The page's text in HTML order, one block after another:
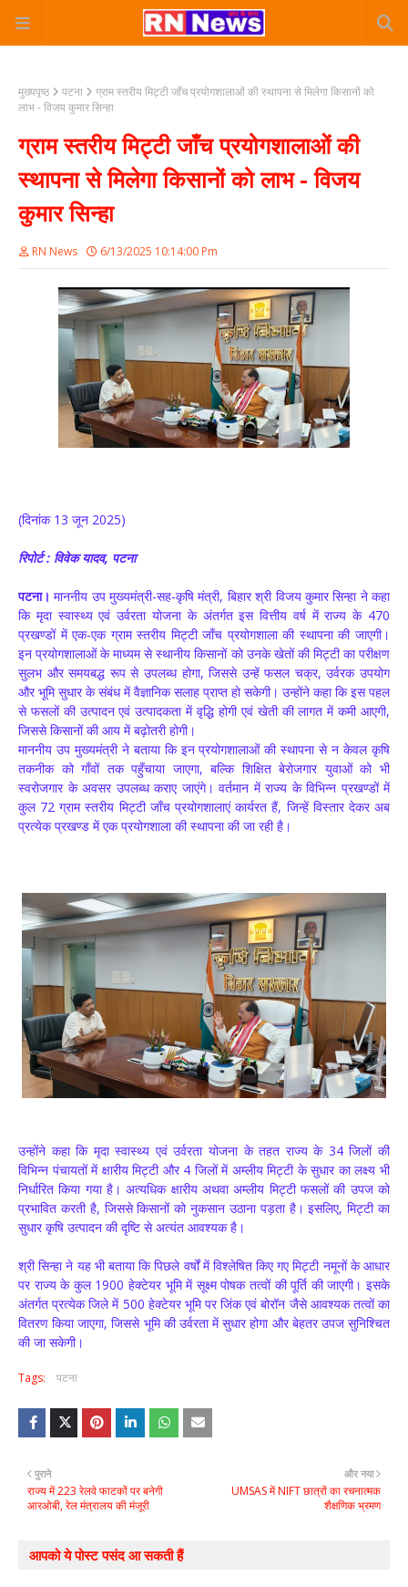
मुख्यपृष्ठ पटना
ग्राम स्तरीय मिट्टी जाँच प्रयोगशालाओं की स्थापना से मिलेगा किसानों को
लाभ - विजय कुमार सिन्हा
ग्राम स्तरीय मिट्टी जाँच प्रयोगशालाओं की
स्थापना से मिलेगा किसानों को लाभ - विजय
कुमार सिन्हा
RN News 6/13/2025 10:14:00 Pm
(दिनांक 13 जून 2025)
रिपोर्ट : विवेक यादव, पटना
पटना। माननीय उप मुख्यमंत्री-सह-कृषि मंत्री, बिहार श्री विजय कुमार सिन्हा ने कहा
कि मृदा स्वास्थ्य एवं उर्वरता योजना के अंतर्गत इस वित्तीय वर्ष में राज्य के 470
प्रखण्डों में एक-एक ग्राम स्तरीय मिट्टी जाँच प्रयोगशाला की स्थापना की जाएगी।
इन प्रयोगशालाओं के माध्यम से स्थानीय किसानों को उनके खेतों की मिट्टी का परीक्षण
सुलभ और समयबद्ध रूप से उपलब्ध होगा, जिससे उन्हें फसल चक्र, उर्वरक उपयोग
और भूमि सुधार के संबंध में वैज्ञानिक सलाह प्राप्त हो सकेगी। उन्होंने कहा कि इस पहल
से फसलों की उत्पादन एवं उत्पादकता में वृद्धि होगी एवं खेती की लागत में कमी आएगी,
जिससे किसानों की आय में बढ़ोतरी होगी।
माननीय उप मुख्यमंत्री ने बताया कि इन प्रयोगशालाओं की स्थापना से न केवल कृषि
तकनीक को गाँवों तक पहुँचाया जाएगा, बल्कि शिक्षित बेरोजगार युवाओं को भी
स्वरोजगार के अवसर उपलब्ध कराए जाएंगे। वर्तमान में राज्य के विभिन्न प्रखण्डों में
कुल 72 ग्राम स्तरीय मिट्टी जाँच प्रयोगशालाएं कार्यरत हैं, जिन्हें विस्तार देकर अब
प्रत्येक प्रखण्ड में एक प्रयोगशाला की स्थापना की जा रही है।
उन्होंने कहा कि मृदा स्वास्थ्य एवं उर्वरता योजना के तहत राज्य के 34 जिलों की
विभिन्न पंचायतों में क्षारीय मिट्टी और 4 जिलों में अम्लीय मिट्टी के सुधार का लक्ष्य भी
निर्धारित किया गया है। अत्यधिक क्षारीय अथवा अम्लीय मिट्टी फसलों की उपज को
प्रभावित करती है, जिससे किसानों को नुकसान उठाना पड़ता है। इसलिए, मिट्टी का
सुधार कृषि उत्पादन की दृष्टि से अत्यंत आवश्यक है।
श्री सिन्हा ने यह भी बताया कि पिछले वर्षों में विश्लेषित किए गए मिट्टी नमूनों के आधार
पर राज्य के कुल 1900 हेक्टेयर भूमि में सूक्ष्म पोषक तत्वों की पूर्ति की जाएगी। इसके
अंतर्गत प्रत्येक जिले में 500 हेक्टेयर भूमि पर जिंक एवं बोरॉन जैसे आवश्यक तत्वों का
वितरण किया जाएगा, जिससे भूमि की उर्वरता में सुधार होगा और बेहतर उपज सुनिश्चित
की जा सकेगी।
Tags: पटना
और नया
UMSAS में NIFT छात्रों का रचनात्मक
शैक्षणिक भ्रमण
पुराने
राज्य में 223 रेलवे फाटकों पर बनेगी
आरओबी, रेल मंत्रालय की मंजूरी
आपको ये पोस्ट पसंद आ सकती हैं